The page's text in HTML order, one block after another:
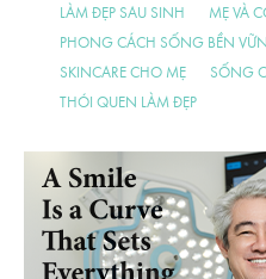
LÀM ĐẸP SAU SINH MẸ VÀ
PHONG CÁCH SỐNG BỀN
SKINCARE CHO MẸ
SỐNG
THÓI QUEN LÀM ĐẸP